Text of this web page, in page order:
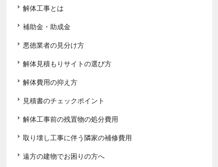
解体工事とは
補助金・助成金
悪徳業者の見分け方
解体見積もりサイトの選び方
解体費用の抑え方
見積書のチェックポイント
解体工事前の残置物の処分費用
取り壊し工事に伴う隣家の補修費用
遠方の建物でお困りの方へ